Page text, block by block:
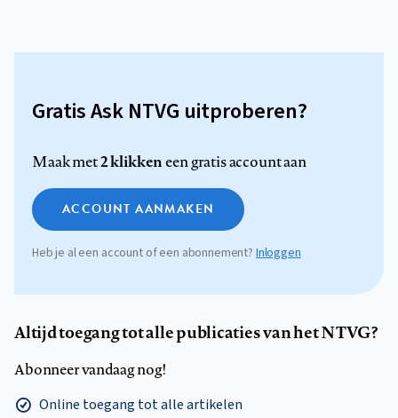
Gratis Ask NTVG uitproberen?
Maak met2 klikkeneen gratis account aan
ACCOUNT AANMAKEN
Heb je al een account of een abonnement? Inloggen
Altijd toegang tot alle publicaties van het NTVG?
Abonneer vandaag nog!
Online toegang tot alle artikelen